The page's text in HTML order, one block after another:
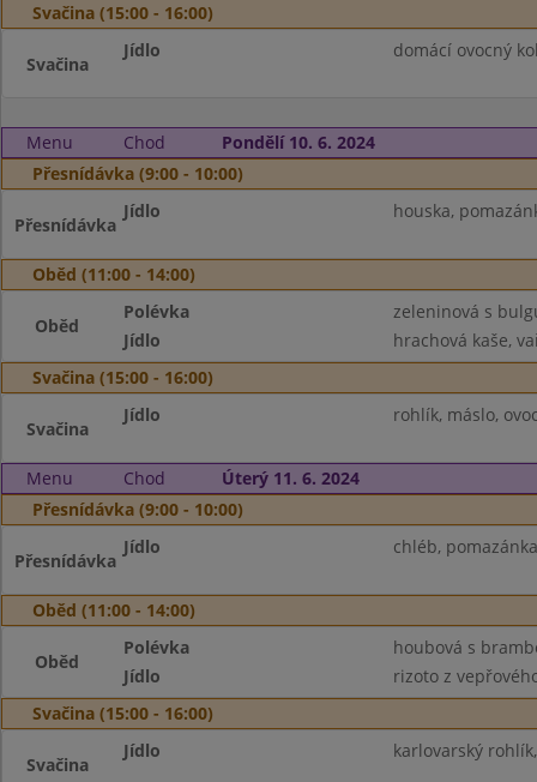
Svačina (15:00 - 16:00)
Svačina
Jídlo domácí ovocný
Menu Chod
Pondělí 10. 6. 2024
Přesnídávka (9:00 - 10:00)
Přesnídávka
Jídlo houska,
Oběd (11:00 - 14:00)
Oběd
Polévka
zeleninová s
Jídlo
hrachová kaše,
Svačina (15:00 - 16:00)
Svačina
Jídlo rohlík, máslo,
Menu Chod
Úterý 11. 6. 2024
Přesnídávka (9:00 - 10:00)
Přesnídávka
Jídlo chléb,
Oběd (11:00 - 14:00)
Oběd
Polévka
houbová s
Jídlo
rizoto z
Svačina (15:00 - 16:00)
Svačina
Jídlo karlovarský